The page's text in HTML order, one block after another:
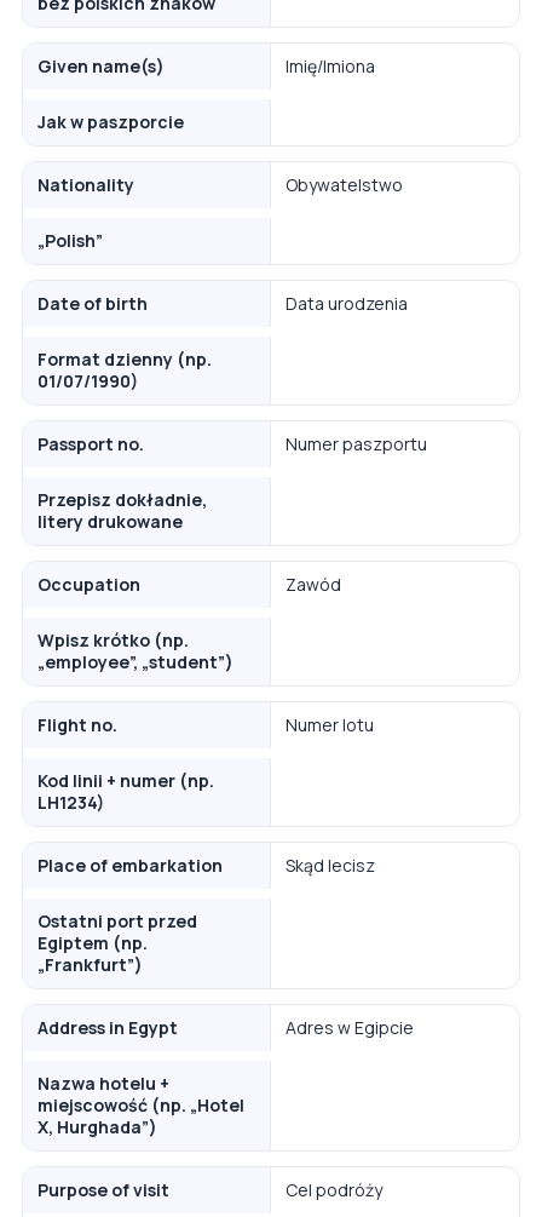
Given name(s) Imię/Imiona
Jak w paszporcie
Nationality Obywatelstwo
„Polish”
Date of birth Data urodzenia
Format dzienny (np.
01/07/1990)
Passport no. Numer paszportu
Przepisz dokładnie,
litery drukowane
Occupation Zawód
Wpisz krótko (np.
„employee”, „student”)
Flight no. Numer lotu
Kod linii + numer (np.
LH1234)
Place of embarkation Skąd lecisz
Ostatni port przed
Egiptem (np.
„Frankfurt”)
Address in Egypt Adres w Egipcie
Nazwa hotelu +
miejscowość (np. „Hotel
X, Hurghada”)
Purpose of visit Cel podróży